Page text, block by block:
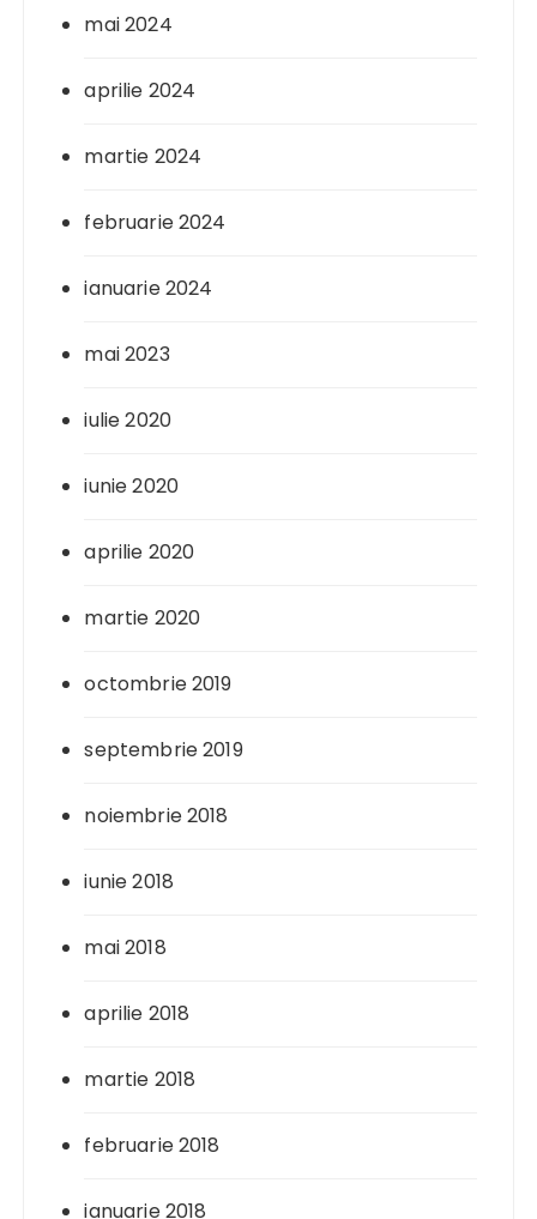
mai 2024
aprilie 2024
martie 2024
februarie 2024
ianuarie 2024
mai 2023
iulie 2020
iunie 2020
aprilie 2020
martie 2020
octombrie 2019
septembrie 2019
noiembrie 2018
iunie 2018
mai 2018
aprilie 2018
martie 2018
februarie 2018
ianuarie 2018